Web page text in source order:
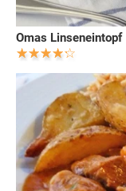
Omas Linseneintopf